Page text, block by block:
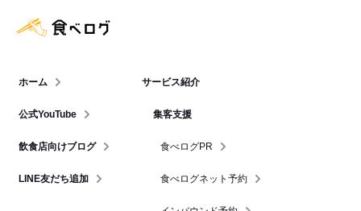
ホーム
公式YouTube
飲食店向けブログ
LINE友だち追加
サービス紹介
集客支援
食べログPR
食べログネット予約